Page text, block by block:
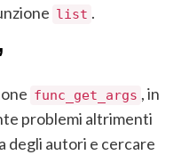
list .
func_get_args , in
problemi altrimenti
degli autori e cercare